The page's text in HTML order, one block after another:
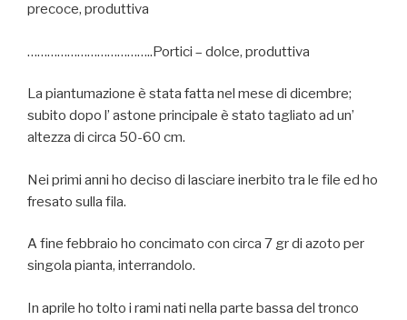
precoce, produttiva
………………………………..Portici – dolce, produttiva
La piantumazione è stata fatta nel mese di dicembre;
subito dopo l’ astone principale è stato tagliato ad un’
altezza di circa 50-60 cm.
Nei primi anni ho deciso di lasciare inerbito tra le file ed ho
fresato sulla fila.
A fine febbraio ho concimato con circa 7 gr di azoto per
singola pianta, interrandolo.
In aprile ho tolto i rami nati nella parte bassa del tronco